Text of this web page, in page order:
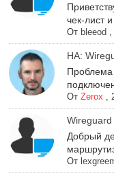
чек-лист и
От bleeod
НА:
Проблема
От Zerox
Wireguard
Добрый
От